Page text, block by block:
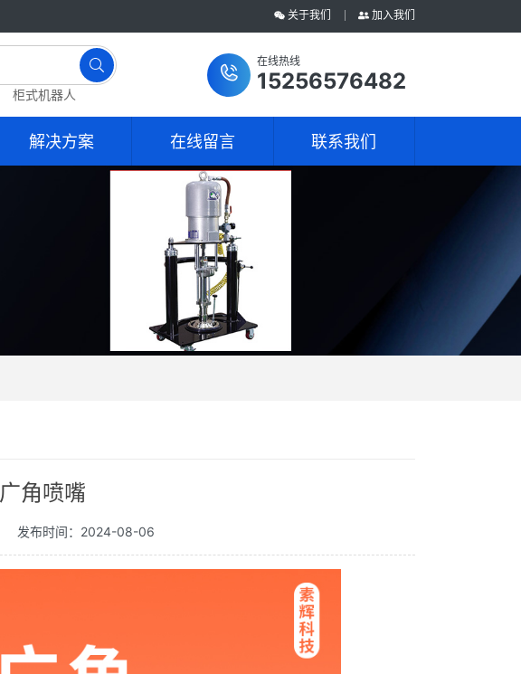
关于我们 加入我们
柜式机器人
在线热线
15256576482
解决方案 在线留言 联系我们
广角喷嘴
发布时间：2024-08-06